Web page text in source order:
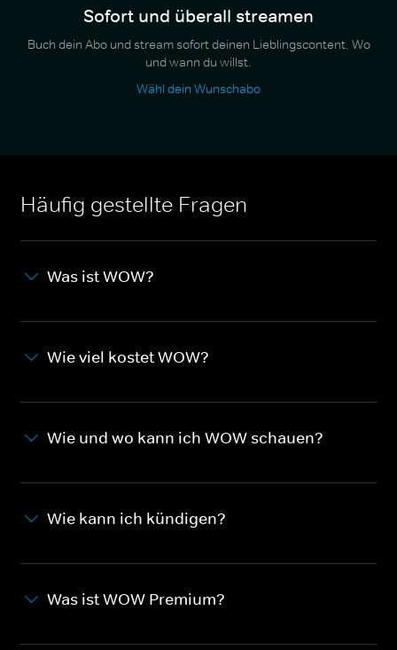
Sofort und überall streamen
Buch dein Abo und stream sofort deinen Lieblingscontent. Wo
und wann du willst.
Wähl dein Wunschabo
Häufig gestellte Fragen
Was ist WOW?
Wie viel kostet WOW?
Wie und wo kann ich WOW schauen?
Wie kann ich kündigen?
Was ist WOW Premium?